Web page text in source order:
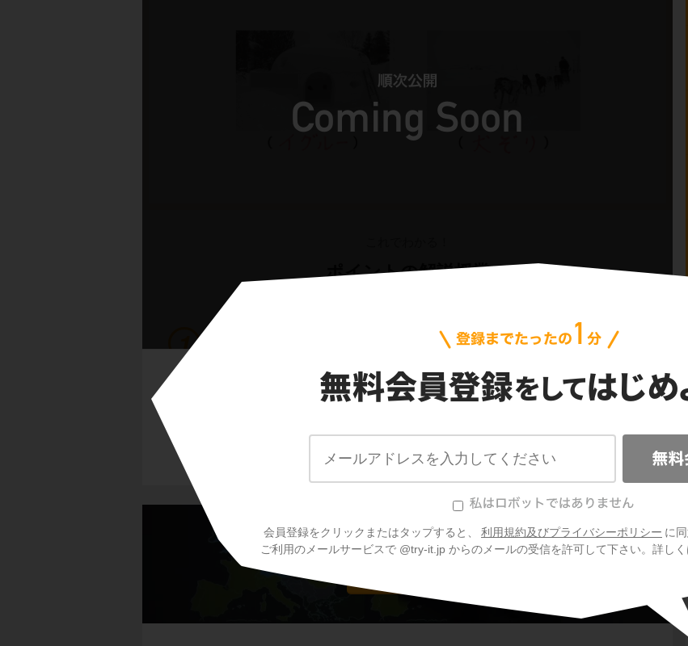
会員登録をクリックまたはタップすると、 利用規約及びプライバシーポリシー に
ご利用のメールサービスで @try-it.jp からのメールの受信を許可して下さい。詳しく
ポイントの解説授業
北アメリカ大陸に位置するカナダ。
このような場所を
寒帯と呼びます。
と呼ばれる人たちです。
彼らはいったいどんな暮らしをしているのでしょうか？
住居はイグルー、移動は犬ぞり
この授業の先生
田村 誠 先生
科学！」という哲学に基づく講義が多くの高校生・受験生を虜にし
ヨーロッパロシア3国